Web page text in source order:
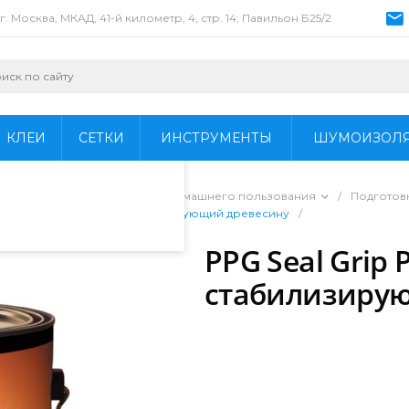
и
.
г. Москва, МКАД, 41-й километр, 4, стр. 14; Павильон Б25/2
КЛЕИ СЕТКИ ИНСТРУМЕНТЫ
для профессионального и домашнего пользования /
Plus Грунт стабилизирующий древесину /
PPG Seal Grip